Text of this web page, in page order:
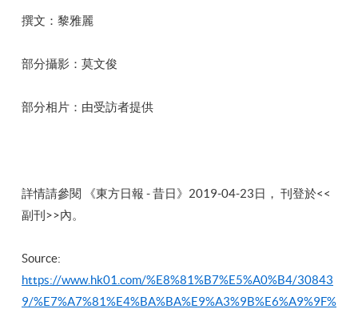
撰文：黎雅麗
部分攝影：莫文俊
部分相片：由受訪者提供
詳情請參閱 《東方日報 - 昔日》2019-04-23日， 刊登於<<
副刊>>內。
Source:
https://www.hk01.com/%E8%81%B7%E5%A0%B4/30843
9/%E7%A7%81%E4%BA%BA%E9%A3%9B%E6%A9%9F%